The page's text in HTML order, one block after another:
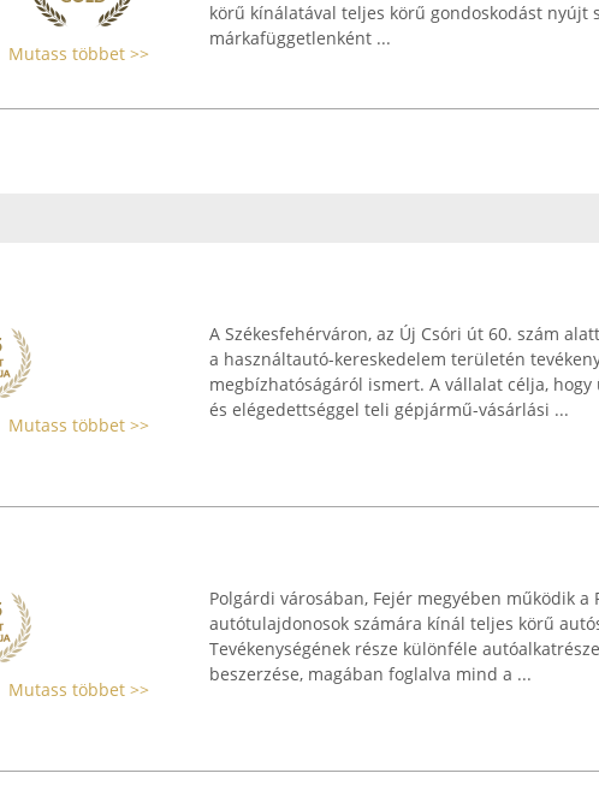
Mutass többet >>
körű kínálatával teljes körű gondoskodást nyújt
márkafüggetlenként ...
Mutass többet >>
A Székesfehérváron, az Új Csóri út 60. szám
a használtautó-kereskedelem területén
megbízhatóságáról ismert. A vállalat célja,
és elégedettséggel teli gépjármű-vásárlási ...
Mutass többet >>
Polgárdi városában, Fejér megyében működik a
autótulajdonosok számára kínál teljes körű
Tevékenységének része különféle
beszerzése, magában foglalva mind a ...